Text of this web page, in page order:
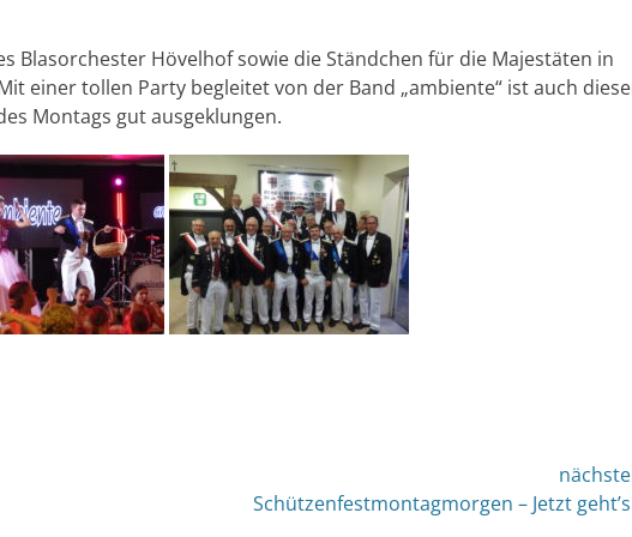
Blasorchester Hövelhof sowie die Ständchen für die Majestäten in
einer tollen Party begleitet von der Band „ambiente“ ist auch
Montags gut ausgeklungen.
Schützenfestmontagmorgen – Jetzt